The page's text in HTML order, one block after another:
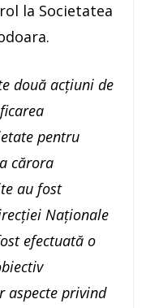
la Societatea
două acțiuni de
pentru
cărora
au fost
Naționale
efectuată o
aspecte privind